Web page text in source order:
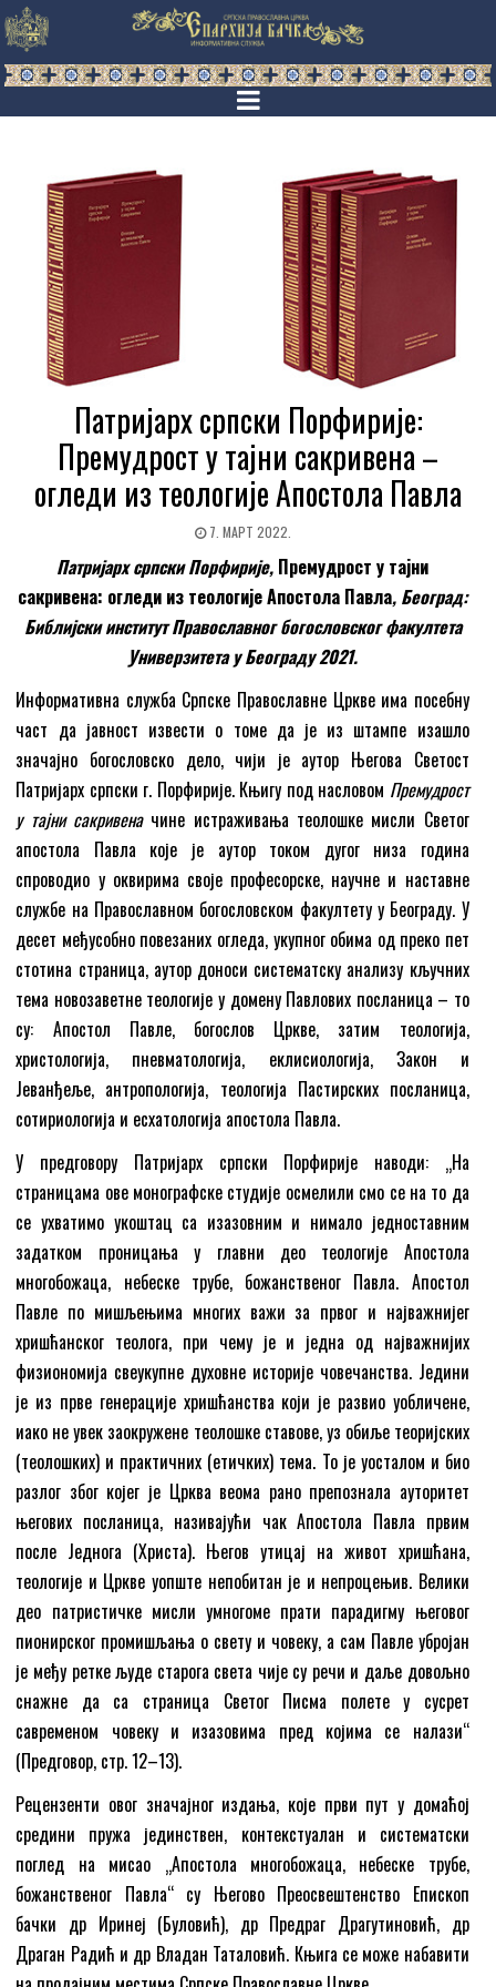
Патријарх српски Порфирије:
Премудрост у тајни сакривена –
огледи из теологије Апостола Павла
7. МАРТ 2022.
Патријарх српски Порфирије, Премудрост у тајни
сакривена: огледи из теологије Апостола Павла, Београд:
Библијски институт Православног богословског факултета
Универзитета у Београду 2021.
Информативна служба Српске Православне Цркве има посебну
част да јавност извести о томе да је из штампе изашло
значајно богословско дело, чији је аутор Његова Светост
Патријарх српски г. Порфирије. Књигу под насловом Премудрост
у тајни сакривеначине истраживања теолошке мисли Светог
aпостола Павла које је аутор током дугог низа година
спроводио у оквирима своје професорске, научне и наставне
службе на Православном богословском факултету у Београду. У
десет међусобно повезаних огледа, укупног обима од преко пет
стотина страница, аутор доноси систематску анализу кључних
тема новозаветне теологије у домену Павлових посланица – то
су: Апостол Павле, богослов Цркве, затим теологија,
христологија, пневматологија, еклисиологија, Закон и
Јеванђеље, антропологија, теологија Пастирских посланица,
сотириологија и есхатологија aпостола Павла.
У предговору Патријарх српски Порфирије наводи: „На
страницама ове монографске студије осмелили смо се на то да
се ухватимо укоштац са изазовним и нимало једноставним
задатком проницања у главни део теологије Апостола
многобожаца, небеске трубе, божанственог Павла. Апостол
Павле по мишљењима многих важи за првог и најважнијег
хришћанског теолога, при чему је и једна од најважнијих
физиономија свеукупне духовне историје човечанства. Једини
је из прве генерације хришћанства који је развио уобличене,
иако не увек заокружене теолошке ставове, уз обиље теоријских
(теолошких) и практичних (етичких) тема. То је уосталом и био
разлог због којег је Црква веома рано препознала ауторитет
његових посланица, називајући чак Апостола Павла првим
после Једнога (Христа). Његов утицај на живот хришћана,
теологије и Цркве уопште непобитан је и непроцењив. Велики
део патристичке мисли умногоме прати парадигму његовог
пионирског промишљања о свету и човеку, а сам Павле убројан
је међу ретке људе старога света чије су речи и даље довољно
снажне да са страница Светог Писма полете у сусрет
савременом човеку и изазовима пред којима се налази“
(Предговор, стр. 12–13).
Рецензенти овог значајног издања, које први пут у домаћој
средини пружа јединствен, контекстуалан и систематски
поглед на мисао „Апостола многобожаца, небеске трубе,
божанственог Павла“ су Његово Преосвештенство Епископ
бачки др Иринеј (Буловић), др Предраг Драгутиновић, др
Драган Радић и др Владан Таталовић. Књига се може набавити